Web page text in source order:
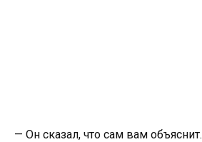
— Он сказал, что сам вам объяснит.